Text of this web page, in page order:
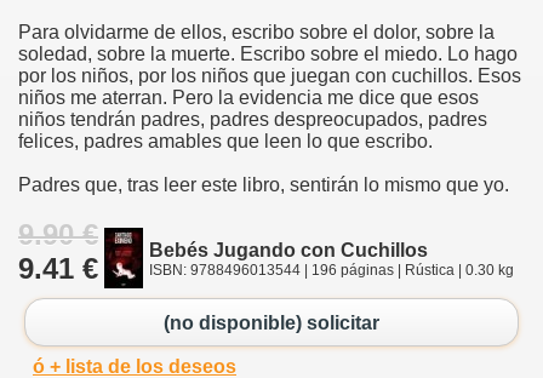
Para olvidarme de ellos, escribo sobre el dolor, sobre la
soledad, sobre la muerte. Escribo sobre el miedo. Lo hago
por los niños, por los niños que juegan con cuchillos. Esos
niños me aterran. Pero la evidencia me dice que esos
niños tendrán padres, padres despreocupados, padres
felices, padres amables que leen lo que escribo.
Padres que, tras leer este libro, sentirán lo mismo que yo.
9.90 €
9.41 €
Bebés Jugando con Cuchillos
ISBN: 9788496013544 | 196 páginas | Rústica | 0.30 kg
(no disponible) solicitar
ó + lista de los deseos